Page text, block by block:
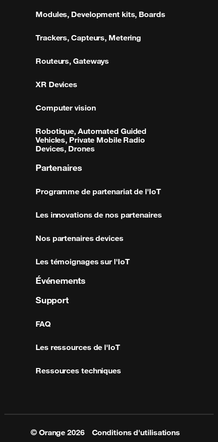
Modules, Development kits, Boards
Trackers, Capteurs, Metering
Routeurs, Gateways
XR Devices
Computer vision
Robotique, Automated Guided
Vehicles, Private Mobile Radio
Devices, Drones
Partenaires
Programme de partenariat de l'IoT
Les innovations de nos partenaires
Nos partenaires devices
Les témoignages sur l'IoT
Événements
Support
FAQ
Les ressources de l'IoT
Ressources techniques
© Orange2026 Conditions d'utilisations